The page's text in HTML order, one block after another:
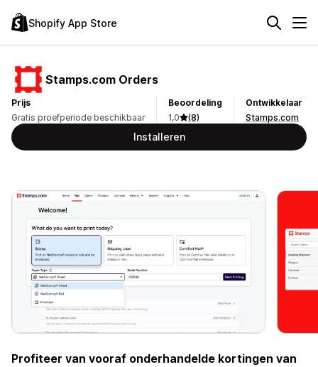
Shopify App Store
Stamps.com Orders
Prijs
Gratis proefperiode beschikbaar
Beoordeling
1,0
(8)
Ontwikkelaar
Stamps.com
Installeren
Profiteer van vooraf onderhandelde kortingen van